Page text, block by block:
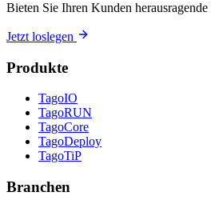
Bieten Sie Ihren Kunden
Jetzt loslegen
Produkte
TagoIO
TagoRUN
TagoCore
TagoDeploy
TagoTiP
Branchen